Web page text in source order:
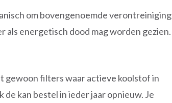
om bovengenoemde verontreiniging
energetisch dood mag worden gezien.
gewoon filters waar actieve koolstof in
kan bestel in ieder jaar opnieuw. Je